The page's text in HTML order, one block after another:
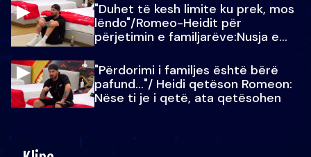
"Duhet të kesh limite ku prek, mos
lëndo"/Romeo-Heidit për
përjetimin e familjarëve:Nusja e
"Përdorimi i familjes është bërë
pafund…"/ Heidi qetëson Romeon:
Nëse ti je i qetë, ata qetësohen